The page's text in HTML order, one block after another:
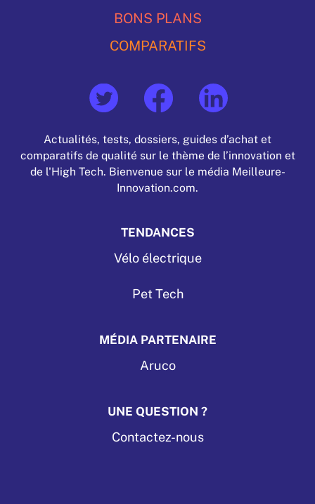
BONS PLANS
COMPARATIFS
Actualités, tests, dossiers, guides d’achat et
comparatifs de qualité sur le thème de l’innovation et
de l'High Tech. Bienvenue sur le média Meilleure-
Innovation.com.
TENDANCES
Vélo électrique
Pet Tech
MÉDIA PARTENAIRE
Aruco
UNE QUESTION ?
Contactez-nous